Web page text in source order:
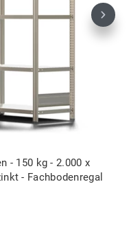
- 150 kg - 2.000 x
- Fachbodenregal
Next